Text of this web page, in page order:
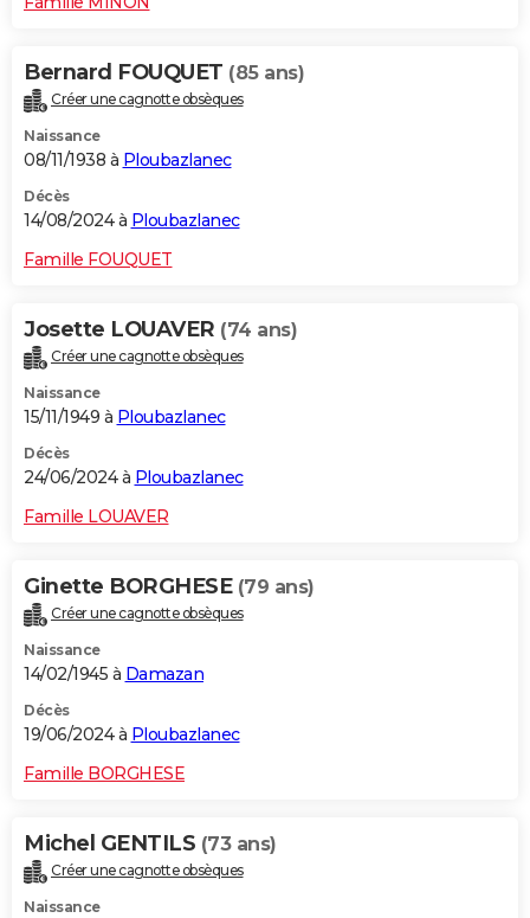
Bernard FOUQUET (85 ans)
Créer une cagnotte obsèques
Naissance
08/11/1938 à Ploubazlanec
Décès
14/08/2024 à Ploubazlanec
Famille FOUQUET
Josette LOUAVER (74 ans)
Créer une cagnotte obsèques
Naissance
15/11/1949 à Ploubazlanec
Décès
24/06/2024 à Ploubazlanec
Famille LOUAVER
Ginette BORGHESE (79 ans)
Créer une cagnotte obsèques
Naissance
14/02/1945 à Damazan
Décès
19/06/2024 à Ploubazlanec
Famille BORGHESE
Michel GENTILS (73 ans)
Créer une cagnotte obsèques
Naissance